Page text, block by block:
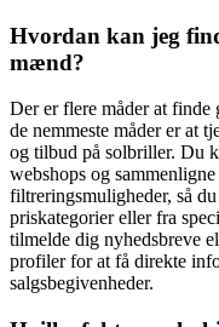
Hvordan kan jeg
mænd?
Der er flere måder at
de nemmeste måder er at
og tilbud på solbriller. Du
webshops og
filtreringsmuligheder, så
priskategorier eller fra
tilmelde dig nyhedsbreve
profiler for at få direkte
salgsbegivenheder.